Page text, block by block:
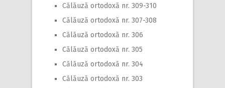
Călăuză ortodoxă nr. 309-310
Călăuză ortodoxă nr. 307-308
Călăuză ortodoxă nr. 306
Călăuză ortodoxă nr. 305
Călăuză ortodoxă nr. 304
Călăuză ortodoxă nr. 303